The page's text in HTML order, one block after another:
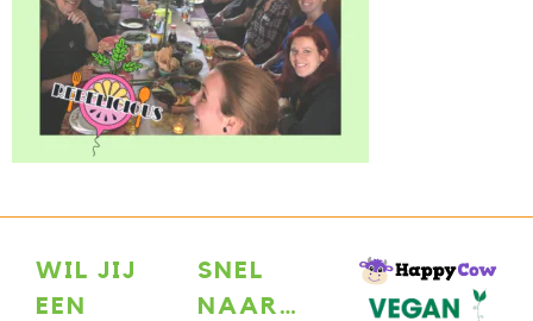
WIL JIJ
EEN
SNEL
NAAR…